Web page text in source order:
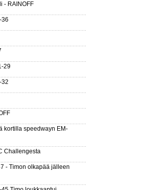
- RAINOFF
36
29
32
kortilla speedwayn EM-
Challengesta
- Timon olkapää jälleen